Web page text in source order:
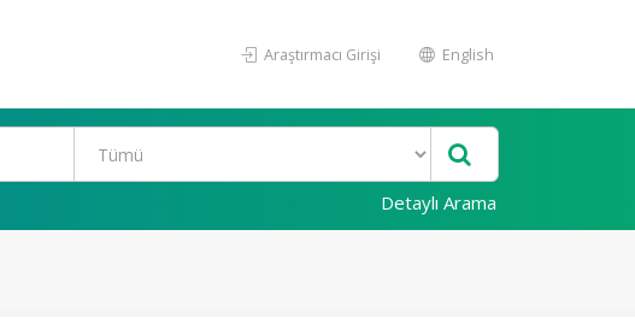
Araştırmacı Girişi English
Detaylı Arama